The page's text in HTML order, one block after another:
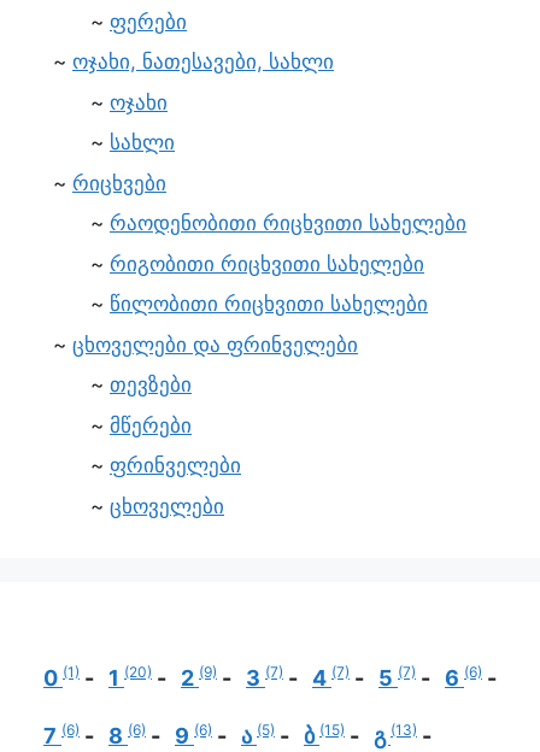
ფერები
ოჯახი, ნათესავები, სახლი
ოჯახი
სახლი
რიცხვები
რაოდენობითი რიცხვითი სახელები
რიგობითი რიცხვითი სახელები
წილობითი რიცხვითი სახელები
ცხოველები და ფრინველები
თევზები
მწერები
ფრინველები
ცხოველები
0 (1) 1 (20) 2 (9) 3 (7) 4 (7) 5 (7) 6 (6)
7 (6) 8 (6) 9 (6) ა (5) ბ (15) გ (13)